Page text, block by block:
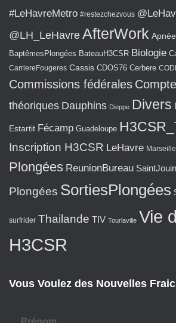
#LeHavreMetro #restezchezvous
@LH_LeHavre AfterWork Apnée
BaptêmesPlongées BateauH3CSR Biologie
CarriereFougeres Cassis CDOS76 Cerbere
Commissions fédérales
théoriques Dauphins Dieppe Divers
Estartit Fécamp Guadeloupe
Inscription H3CSR LeHavre Marseille
Plongées ReunionBureau
Plongées SortiesPlongées
surfrider Thailande TIV Tourlaville Vie
H3CSR
Vous Voulez des Nouvelles